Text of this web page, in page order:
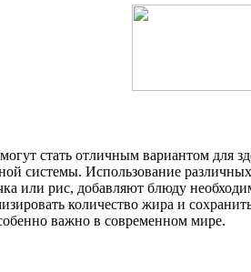
стать отличным вариантом для
системы. Использование
или рис, добавляют блюду
количество жира и
важно в современном мире.